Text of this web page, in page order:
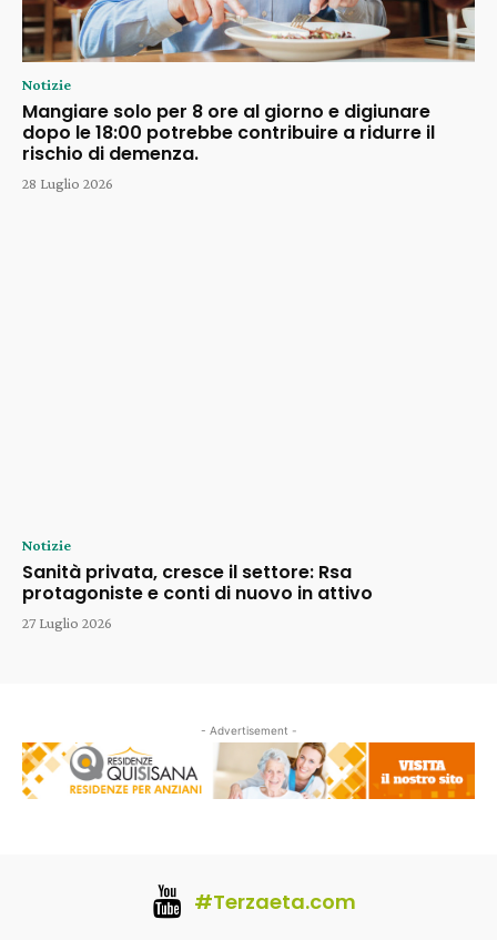
Notizie
Mangiare solo per 8 ore al giorno e digiunare
dopo le 18:00 potrebbe contribuire a ridurre il
rischio di demenza.
28 Luglio 2026
Notizie
Sanità privata, cresce il settore: Rsa
protagoniste e conti di nuovo in attivo
27 Luglio 2026
- Advertisement -
#Terzaeta.com